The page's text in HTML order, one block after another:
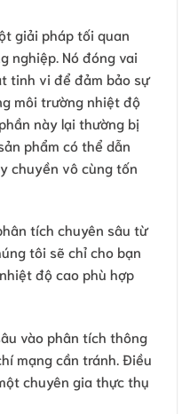
giải pháp tối quan
nghiệp. Nó đóng vai
tinh vi để đảm bảo sự
môi trường nhiệt độ
này lại thường bị
phẩm có thể dẫn
chuyền vô cùng tốn
tích chuyên sâu từ
tôi sẽ chỉ cho bạn
độ cao phù hợp
vào phân tích thông
mạng cần tránh. Điều
chuyên gia thực thụ